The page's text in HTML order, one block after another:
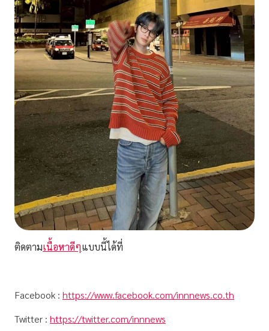
ติดตามเนื้อหาดีๆแบบนี้ได้ที่
Facebook : https://www.facebook.com/innnews.co.th
Twitter : https://twitter.com/innnews